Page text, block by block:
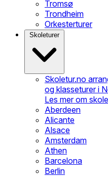
Tromsø
Trondheim
Orkesterturer
Skoleturer
Skoletur.no
og klasseturer i
Les mer om
Aberdeen
Alicante
Alsace
Amsterdam
Athen
Barcelona
Berlin